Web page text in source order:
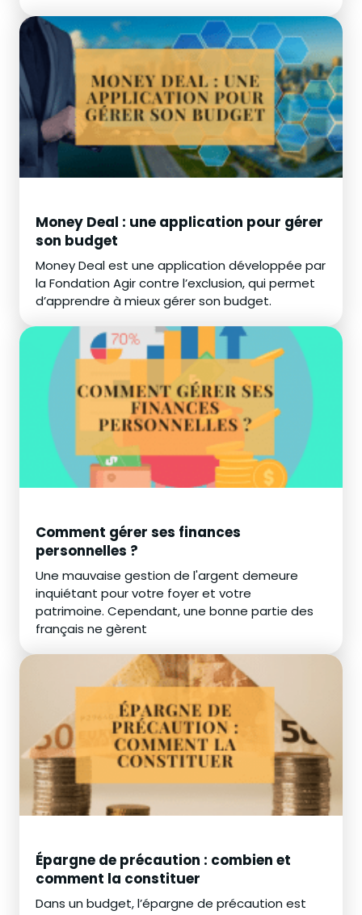
Money Deal : une application pour gérer
son budget
Money Deal est une application développée par
la Fondation Agir contre l’exclusion, qui permet
d’apprendre à mieux gérer son budget.
Comment gérer ses finances
personnelles ?
Une mauvaise gestion de l'argent demeure
inquiétant pour votre foyer et votre
patrimoine. Cependant, une bonne partie des
français ne gèrent
Épargne de précaution : combien et
comment la constituer
Dans un budget, l’épargne de précaution est